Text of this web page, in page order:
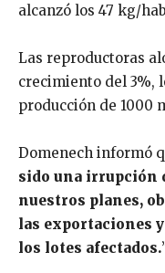
alcanzó los 47 kg/
Las reproductoras
crecimiento del 3%,
producción de 1000
Domenech informó
sido una irrupción
nuestros planes,
las exportaciones
los lotes afectados.